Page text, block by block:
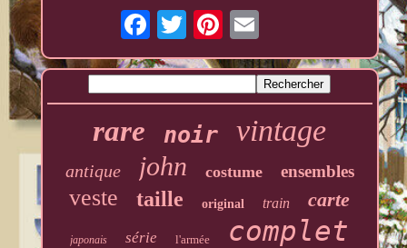
rare noir vintage
antique john costume ensembles
veste taille original train carte
japonais série l'armée
complet